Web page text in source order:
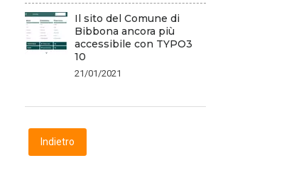
Il sito del Comune di
Bibbona ancora più
accessibile con TYPO3
10
21/01/2021
Indietro